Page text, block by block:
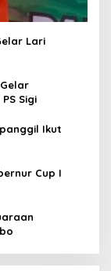
Lari
Sigi
Ikut
Cup I